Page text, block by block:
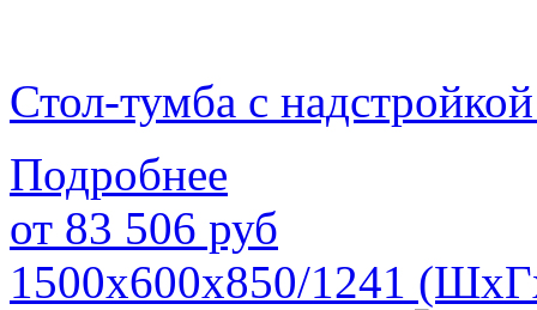
Стол-тумба с
Подробнее
от 83 506 руб
1500х600х850/1241